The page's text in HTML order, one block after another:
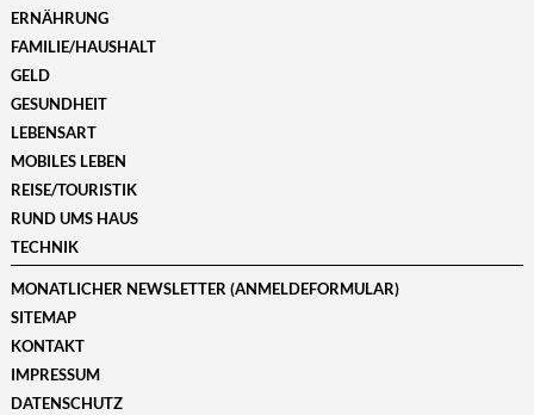
ERNÄHRUNG
FAMILIE/HAUSHALT
GELD
GESUNDHEIT
LEBENSART
MOBILES LEBEN
REISE/TOURISTIK
RUND UMS HAUS
TECHNIK
MONATLICHER NEWSLETTER (ANMELDEFORMULAR)
SITEMAP
KONTAKT
IMPRESSUM
DATENSCHUTZ